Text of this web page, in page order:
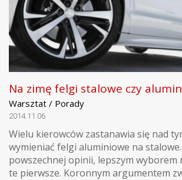
Na zimę felgi stalowe czy
Warsztat / Porady
2014.11.06
Wielu kierowców zastanawia się nad
wymieniać felgi aluminiowe na
powszechnej opinii, lepszym wyborem
te pierwsze. Koronnym argumentem